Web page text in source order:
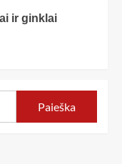
ir ginklai